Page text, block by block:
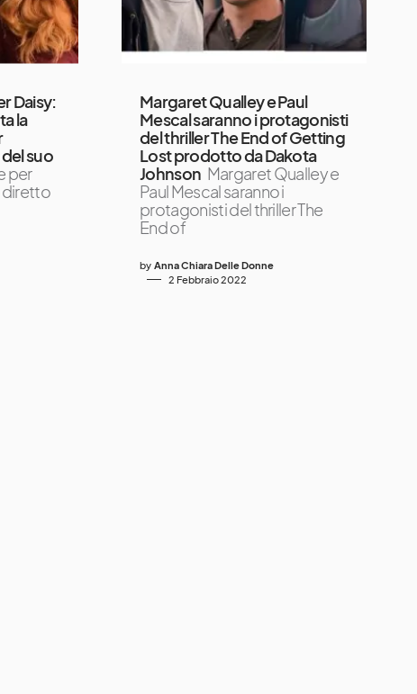
Daisy:
la
suo
per
diretto
Margaret Qualley e Paul
Mescal saranno i protagonisti
del thriller The End of Getting
Lost prodotto da Dakota
Johnson Margaret Qualley e
Paul Mescal saranno i
protagonisti del thriller The
End of
by Anna Chiara Delle Donne
2 Febbraio 2022